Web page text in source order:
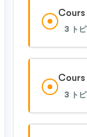
Cours
3 ト
Cours
3 ト